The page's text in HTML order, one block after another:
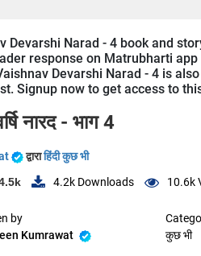
Devarshi Narad - 4 book and
response on Matrubharti
Devarshi Narad - 4 is
Signup now to get access to
नारद - भाग 4
द्वाराहिंदी कुछ भी
4.2k Downloads 10.6k
by
Kumrawat
कुछ भी